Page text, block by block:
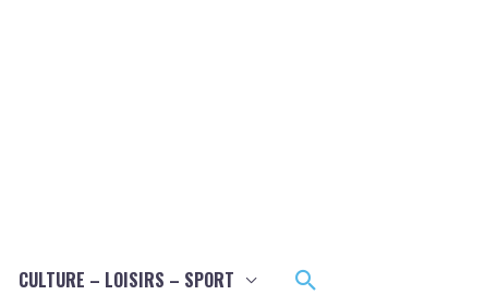
CULTURE – LOISIRS – SPORT Rechercher